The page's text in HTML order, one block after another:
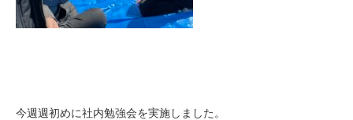
今週週初めに社内勉強会を実施しました。